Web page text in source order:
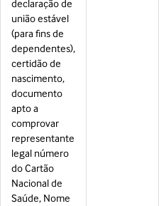
declaração de
união estável
(para fins de
dependentes),
certidão de
nascimento,
documento
apto a
comprovar
representante
legal número
do Cartão
Nacional de
Saúde, Nome